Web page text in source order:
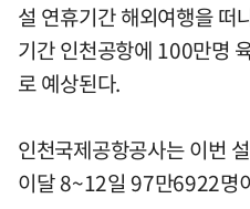
설 연휴기간 해외여행을 떠
기간 인천공항에 100만명
로 예상된다.
인천국제공항공사는 이번
이달 8~12일 97만6922명